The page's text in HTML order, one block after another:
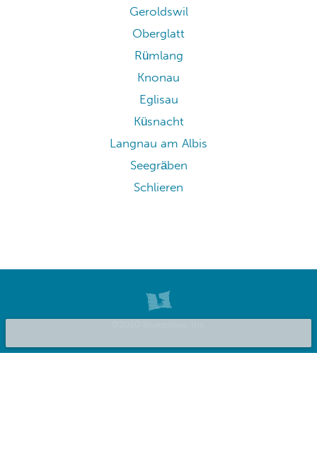
Geroldswil
Oberglatt
Rümlang
Knonau
Eglisau
Küsnacht
Langnau am Albis
Seegräben
Schlieren